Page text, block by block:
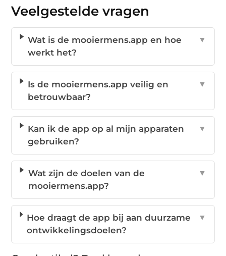
Veelgestelde vragen
Wat is de mooiermens.app en hoe
werkt het?
▼
Is de mooiermens.app veilig en
betrouwbaar?
▼
Kan ik de app op al mijn apparaten
gebruiken?
▼
Wat zijn de doelen van de
mooiermens.app?
▼
Hoe draagt de app bij aan duurzame
ontwikkelingsdoelen?
▼